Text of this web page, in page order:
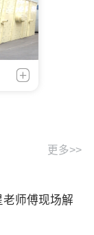
更多>>
师傅现场解